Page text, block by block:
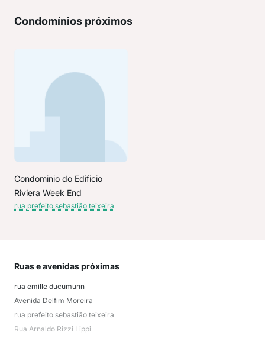
Condomínios próximos
Condominio do Edificio
Riviera Week End
rua prefeito sebastião teixeira
Ruas e avenidas próximas
rua emille ducumunn
Avenida Delfim Moreira
rua prefeito sebastião teixeira
Rua Arnaldo Rizzi Lippi